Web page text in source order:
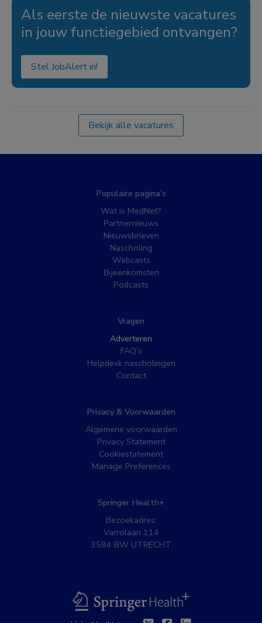
Als eerste de nieuwste vacatures
in jouw functiegebied ontvangen?
Stel JobAlert in!
Bekijk alle vacatures
Populaire pagina’s
Wat is MedNet?
Partnernieuws
Nieuwsbrieven
Nascholing
Webcasts
Bijeenkomsten
Podcasts
Vragen
Adverteren
FAQ’s
Helpdesk nascholingen
Contact
Privacy & Voorwaarden
Algemene voorwaarden
Privacy Statement
Cookiestatement
Manage Preferences
Springer Health+
Bezoekadres:
Varrolaan 114
3584 BW UTRECHT
BSL